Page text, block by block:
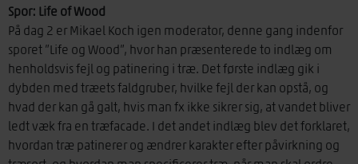
Spor: Life of Wood
På dag 2 er Mikael Koch igen moderator, denne gang indenfor
sporet ”Life og Wood”, hvor han præsenterede to indlæg om
henholdsvis fejl og patinering i træ. Det første indlæg gik i
dybden med træets faldgruber, hvilke fejl der kan opstå, og
hvad der kan gå galt, hvis man fx ikke sikrer sig, at vandet bliver
ledt væk fra en træfacade. I det andet indlæg blev det forklaret,
hvordan træ patinerer og ændrer karakter efter påvirkning og